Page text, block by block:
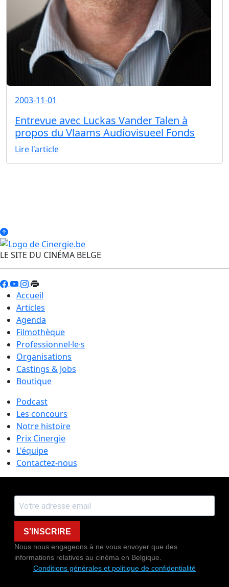
2003-11-01
Entrevue avec Luckas Vander Talen à
propos du Vlaams Audiovisueel Fonds
Lire l'article
LE SITE DU CINÉMA BELGE
Accueil
Articles
Agenda
Filmothèque
Professionnel·le·s
Organisations
Castings & Jobs
Boutique
Podcast
Les concours
Notre histoire
Prix Cinergie
L'équipe
Contactez-nous
S'INSCRIRE
Nous nous engageons à ne vous envoyer que des
informations relatives au cinéma en Belgique.
Conditions générales et politique de confidentialité